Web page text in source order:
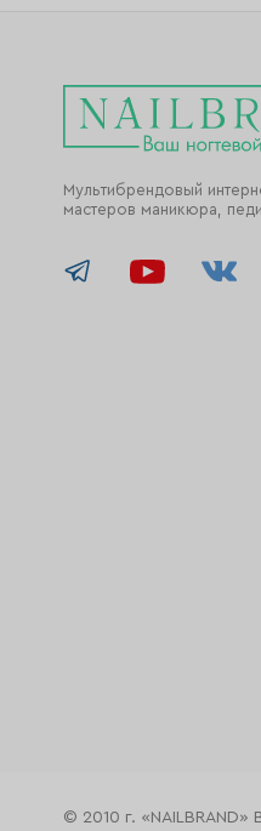
Мультибрендовый
мастеров маникюра,
© 2010 г.